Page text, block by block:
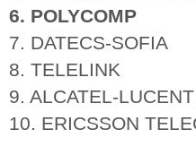
6. POLYCOMP
7. DATECS-SOFIA
8. TELELINK
9. ALCATEL-
10. ERICSSON